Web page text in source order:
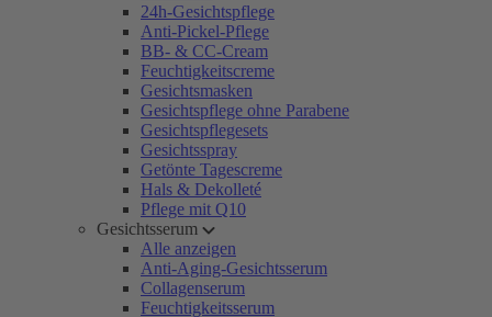
24h-Gesichtspflege
Anti-Pickel-Pflege
BB- & CC-Cream
Feuchtigkeitscreme
Gesichtsmasken
Gesichtspflege ohne Parabene
Gesichtspflegesets
Gesichtsspray
Getönte Tagescreme
Hals & Dekolleté
Pflege mit Q10
Gesichtsserum
Alle anzeigen
Anti-Aging-Gesichtsserum
Collagenserum
Feuchtigkeitsserum